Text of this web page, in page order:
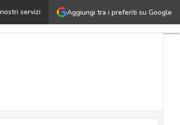
Aggiungi tra i preferiti su Google
servizi
nuovo scenario di guerra tecnologica